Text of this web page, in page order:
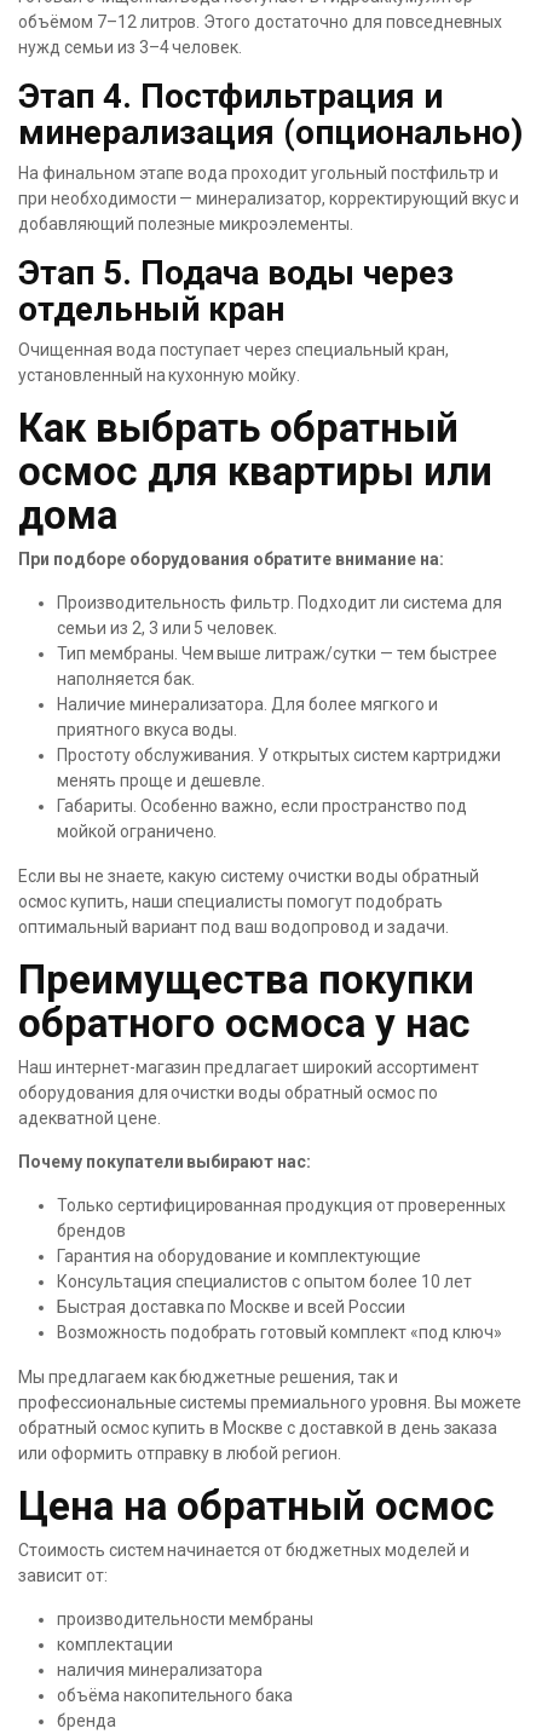
объёмом 7–12 литров. Этого достаточно для повседневных
нужд семьи из 3–4 человек.
Этап 4. Постфильтрация и
минерализация (опционально)
На финальном этапе вода проходит угольный постфильтр и
при необходимости — минерализатор, корректирующий вкус и
добавляющий полезные микроэлементы.
Этап 5. Подача воды через
отдельный кран
Очищенная вода поступает через специальный кран,
установленный на кухонную мойку.
Как выбрать обратный
осмос для квартиры или
дома
При подборе оборудования обратите внимание на:
Производительность фильтр. Подходит ли система для
семьи из 2, 3 или 5 человек.
Тип мембраны. Чем выше литраж/сутки — тем быстрее
наполняется бак.
Наличие минерализатора. Для более мягкого и
приятного вкуса воды.
Простоту обслуживания. У открытых систем картриджи
менять проще и дешевле.
Габариты. Особенно важно, если пространство под
мойкой ограничено.
Если вы не знаете, какую систему очистки воды обратный
осмос купить, наши специалисты помогут подобрать
оптимальный вариант под ваш водопровод и задачи.
Преимущества покупки
обратного осмоса у нас
Наш интернет-магазин предлагает широкий ассортимент
оборудования для очистки воды обратный осмос по
адекватной цене.
Почему покупатели выбирают нас:
Только сертифицированная продукция от проверенных
брендов
Гарантия на оборудование и комплектующие
Консультация специалистов с опытом более 10 лет
Быстрая доставка по Москве и всей России
Возможность подобрать готовый комплект «под ключ»
Мы предлагаем как бюджетные решения, так и
профессиональные системы премиального уровня. Вы можете
обратный осмос купить в Москве с доставкой в день заказа
или оформить отправку в любой регион.
Цена на обратный осмос
Стоимость систем начинается от бюджетных моделей и
зависит от:
производительности мембраны
комплектации
наличия минерализатора
объёма накопительного бака
бренда